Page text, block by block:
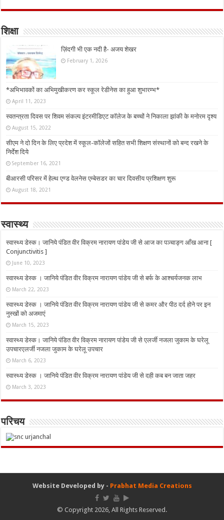
शिक्षा
ज़िंदगी भी एक नदी है- अजय शेखर
February 1, 2026
*अभिभावकों का अभिमुखीकरण कर स्कूल रेडीनेस का हुआ शुभारम्भ*
April 11, 2023
स्वतन्त्रता दिवस पर शिवम संकल्प इंटरमीडिएट कॉलेज के बच्चों ने निकाला झांकी के मनोरम दृश्य
August 15, 2022
सीएम ने दो दिन के लिए प्रदेश में स्कूल-कॉलेजों सहित सभी शिक्षण संस्थानों को बन्द रखने के
निर्देश दिये
September 16, 2021
बीआरसी परिसर में हेल्थ एण्ड वेलनेस एम्बेसडर का चार दिवसीय प्रशिक्षण शुरू
August 18, 2021
स्वास्थ्य
स्वास्थ्य डेस्क। जानिये पंडित वीर विक्रम नारायण पांडेय जी से आज का पञ्चाङ्ग आँख आना [
Conjunctivitis ]
June 10, 2023
स्वास्थ्य डेस्क । जानिये पंडित वीर विक्रम नारायण पांडेय जी से बर्फ के आश्चर्यजनक लाभ
March 22, 2023
स्वास्थ्य डेस्क । जानिये पंडित वीर विक्रम नारायण पांडेय जी से कमर और पीठ दर्द होने पर इन
नुस्‍खों को अजमाएं
March 15, 2023
स्वास्थ्य डेस्क। जानिये पंडित वीर विक्रम नारायण पांडेय जी से एलर्जी नजला जुकाम के घरेलू
उपचारएलर्जी नजला जुकाम के घरेलू उपचार
March 6, 2023
स्वास्थ्य डेस्क । जानिये पंडित वीर विक्रम नारायण पांडेय जी से दही कब बन जाता जहर
March 3, 2023
परिचय
Website Developed by - Prabhat Media Creations
© Copyright 2026, All Rights Reserved.